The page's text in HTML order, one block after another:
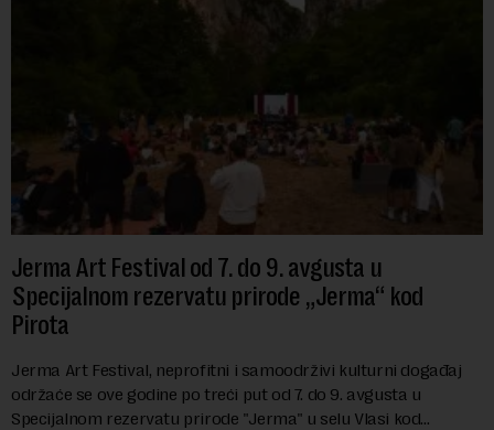
Jerma Art Festival od 7. do 9. avgusta u
Specijalnom rezervatu prirode „Jerma“ kod
Pirota
Jerma Art Festival, neprofitni i samoodrživi kulturni događaj
održaće se ove godine po treći put od 7. do 9. avgusta u
Specijalnom rezervatu prirode "Jerma" u selu Vlasi kod